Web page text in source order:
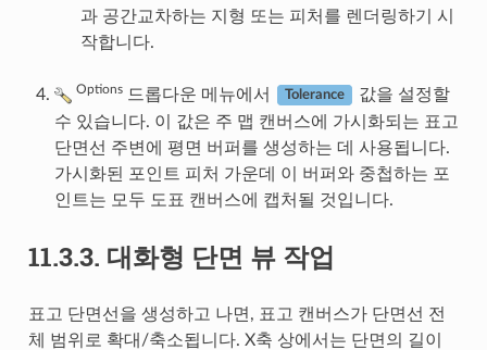
과 공간교차하는 지형 또는 피처를 렌더링하기 시
작합니다.
Options드롭다운 메뉴에서 Tolerance
값을 설정할
수 있습니다. 이 값은 주 맵 캔버스에 가시화되는 표고
단면선 주변에 평면 버퍼를 생성하는 데 사용됩니다.
가시화된 포인트 피처 가운데 이 버퍼와 중첩하는 포
인트는 모두 도표 캔버스에 캡처될 것입니다.
11.3.3. 대화형 단면 뷰 작업
표고 단면선을 생성하고 나면, 표고 캔버스가 단면선 전
체 범위로 확대/축소됩니다. X축 상에서는 단면의 길이